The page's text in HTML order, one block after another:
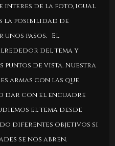
interes de la foto, igual
la posibilidad de
pasos. El
del tema y
de vista. Nuestra
armas con las que
dar con el encuadre
el tema desde
diferentes objetivos si
se nos abren.